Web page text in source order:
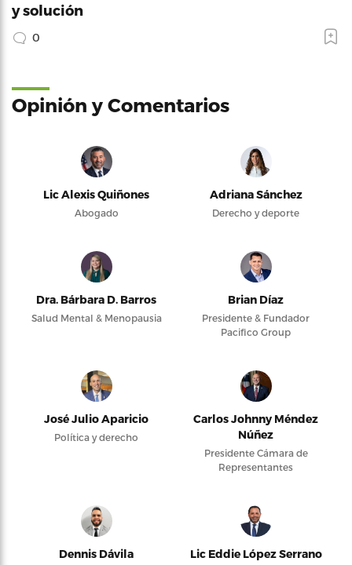
y solución
0
Opinión y Comentarios
Lic Alexis Quiñones
Abogado
Adriana Sánchez
Derecho y deporte
Dra. Bárbara D. Barros
Salud Mental & Menopausia
Brian Díaz
Presidente & Fundador
Pacifico Group
José Julio Aparicio
Política y derecho
Carlos Johnny Méndez
Núñez
Presidente Cámara de
Representantes
Dennis Dávila Lic Eddie López Serrano